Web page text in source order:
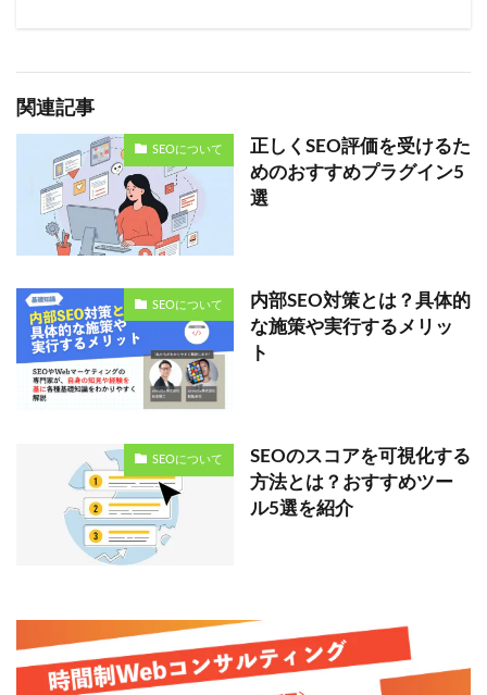
関連記事
SEOについて
正しくSEO評価を受けるた
めのおすすめプラグイン5
選
SEOについて
内部SEO対策とは？具体的
な施策や実行するメリッ
ト
SEOについて
SEOのスコアを可視化する
方法とは？おすすめツー
ル5選を紹介